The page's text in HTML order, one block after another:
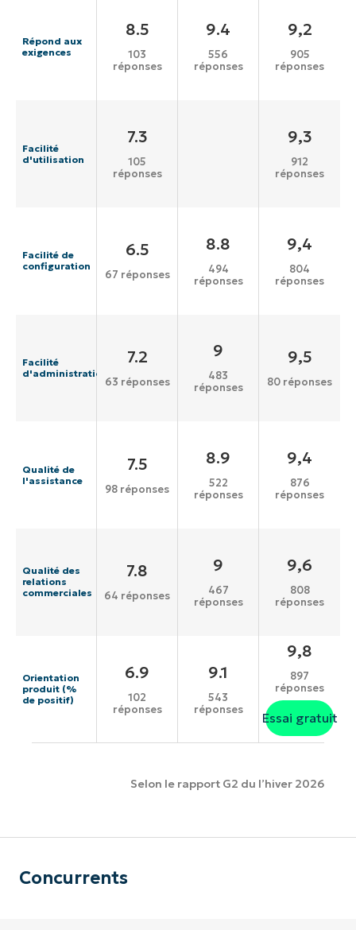
Répond aux
exigences
8.5
103
réponses
9.4
556
réponses
9,2
905
réponses
Facilité
d'utilisation
7.3
105
réponses
9,3
912
réponses
Facilité de
configuration
6.5
67 réponses
8.8
494
réponses
9,4
804
réponses
Facilité
d'administration
7.2
63 réponses
9
483
réponses
9,5
80 réponses
Qualité de
l'assistance
7.5
98 réponses
8.9
522
réponses
9,4
876
réponses
Qualité des
relations
commerciales
7.8
64 réponses
9
467
réponses
9,6
808
réponses
Orientation
produit (%
de positif)
6.9
102
réponses
9.1
543
réponses
9,8
897
réponses
Essai gratuit
Selon le rapport G2 du l’hiver 2026
Concurrents